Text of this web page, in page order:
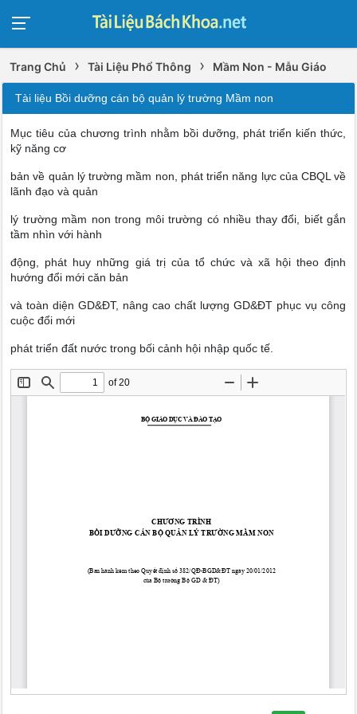
Trang Chủ › Tài Liệu Phổ Thông › Mầm Non - Mẫu Giáo
Tài liệu Bồi dưỡng cán bộ quản lý trường Mầm non
Mục tiêu của chương trình nhằm bồi dưỡng, phát triển kiến thức,
kỹ năng cơ
bản về quản lý trường mầm non, phát triển năng lực của CBQL về
lãnh đạo và quản
lý trường mầm non trong môi trường có nhiều thay đổi, biết gắn
tầm nhìn với hành
động, phát huy những giá trị của tổ chức và xã hội theo định
hướng đổi mới căn bản
và toàn diện GD&ĐT, nâng cao chất lượng GD&ĐT phục vụ công
cuộc đổi mới
phát triển đất nước trong bối cảnh hội nhập quốc tế.